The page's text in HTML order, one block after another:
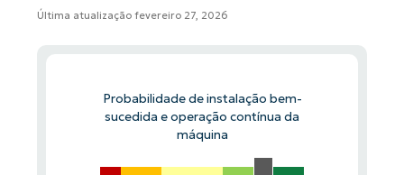
Última atualização fevereiro 27, 2026
Probabilidade de instalação bem-
sucedida e operação contínua da
máquina